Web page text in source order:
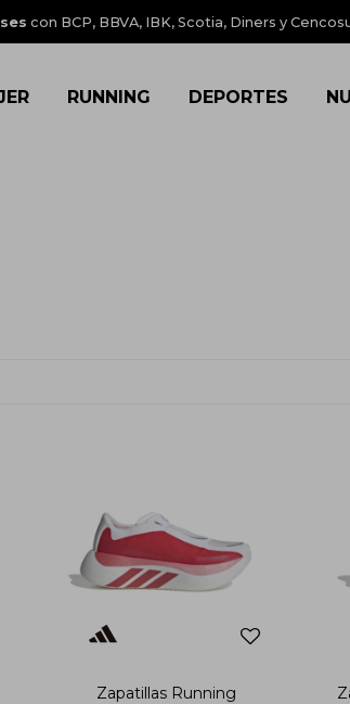
con BCP, BBVA, IBK, Scotia, Diners y
RUNNING DEPORTES
Zapatillas Running